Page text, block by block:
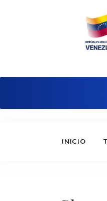
INICIO